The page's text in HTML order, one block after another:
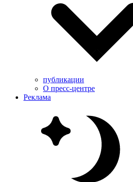
публикации
О пресс-центре
Реклама